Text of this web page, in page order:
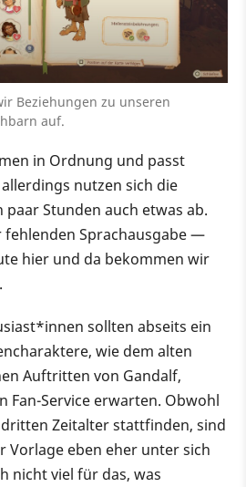
Beziehungen zu unseren
auf.
in Ordnung und passt
nutzen sich die
paar Stunden auch etwas ab.
fehlenden Sprachausgabe —
hier und da bekommen wir
sollten abseits ein
wie dem alten
Auftritten von Gandalf,
Fan-Service erwarten. Obwohl
Zeitalter stattfinden, sind
Vorlage eben eher unter sich
nicht viel für das, was